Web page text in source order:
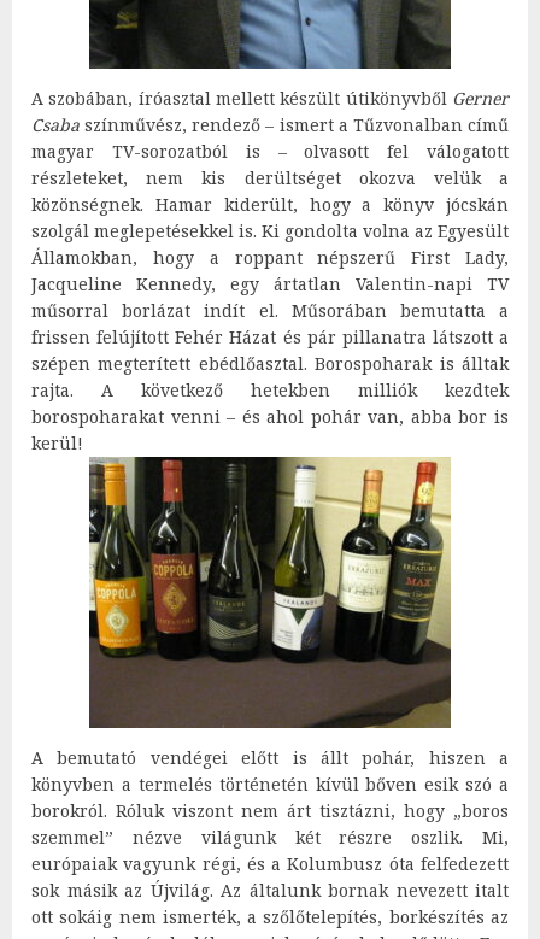
A szobában, íróasztal mellett készült útikönyvből Gerner
Csaba színművész, rendező – ismert a Tűzvonalban című
magyar TV-sorozatból is – olvasott fel válogatott
részleteket, nem kis derültséget okozva velük a
közönségnek. Hamar kiderült, hogy a könyv jócskán
szolgál meglepetésekkel is. Ki gondolta volna az Egyesült
Államokban, hogy a roppant népszerű First Lady,
Jacqueline Kennedy, egy ártatlan Valentin-napi TV
műsorral borlázat indít el. Műsorában bemutatta a
frissen felújított Fehér Házat és pár pillanatra látszott a
szépen megterített ebédlőasztal. Borospoharak is álltak
rajta. A következő hetekben milliók kezdtek
borospoharakat venni – és ahol pohár van, abba bor is
kerül!
A bemutató vendégei előtt is állt pohár, hiszen a
könyvben a termelés történetén kívül bőven esik szó a
borokról. Róluk viszont nem árt tisztázni, hogy „boros
szemmel” nézve világunk két részre oszlik. Mi,
európaiak vagyunk régi, és a Kolumbusz óta felfedezett
sok másik az Újvilág. Az általunk bornak nevezett italt
ott sokáig nem ismerték, a szőlőtelepítés, borkészítés az